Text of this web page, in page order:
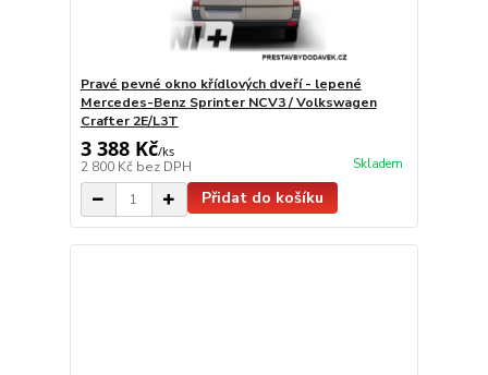
Pravé pevné okno křídlových dveří - lepené
Mercedes-Benz Sprinter NCV3 / Volkswagen
Crafter 2E/L3T
3 388 Kč/ks
2 800 Kč bez DPH Skladem
Přidat do košíku